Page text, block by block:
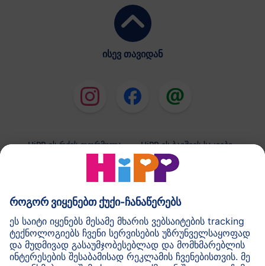
ისევ თავიდან
HiPP-ის რძის ფორმულა
HiPP-ის ბავშვის საკვები
HiPP-ის კანის მოვლის საშუალებები
კონფიდენციალობის პოლიტიკა და გამოყენების
ზოგადი პირობები
შტამპი
HiPP-ის შესახებ კონტაქტი